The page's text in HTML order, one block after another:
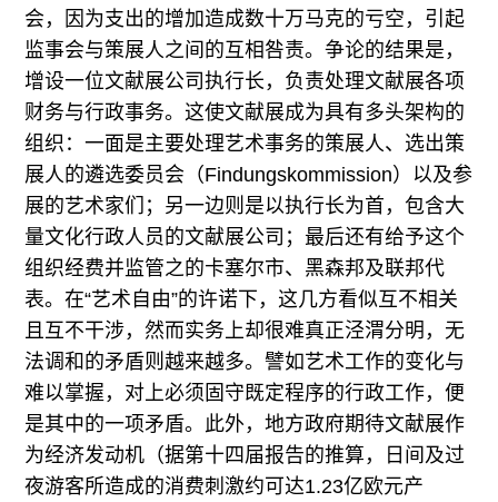
会，因为支出的增加造成数十万马克的亏空，引起
监事会与策展人之间的互相咎责。争论的结果是，
增设一位文献展公司执行长，负责处理文献展各项
财务与行政事务。这使文献展成为具有多头架构的
组织：一面是主要处理艺术事务的策展人、选出策
展人的遴选委员会（Findungskommission）以及参
展的艺术家们；另一边则是以执行长为首，包含大
量文化行政人员的文献展公司；最后还有给予这个
组织经费并监管之的卡塞尔市、黑森邦及联邦代
表。在“艺术自由”的许诺下，这几方看似互不相关
且互不干涉，然而实务上却很难真正泾渭分明，无
法调和的矛盾则越来越多。譬如艺术工作的变化与
难以掌握，对上必须固守既定程序的行政工作，便
是其中的一项矛盾。此外，地方政府期待文献展作
为经济发动机（据第十四届报告的推算，日间及过
夜游客所造成的消费刺激约可达1.23亿欧元产